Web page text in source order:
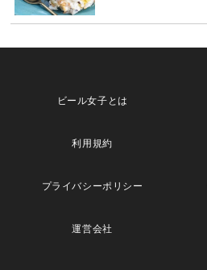
ビール女子とは
利用規約
プライバシーポリシー
運営会社